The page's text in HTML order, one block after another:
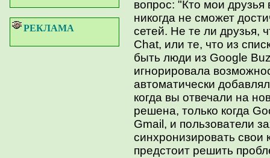
РЕКЛАМА
вопрос: "Кто мои
никогда не сможет
сетей. Не те ли друзья,
Chat, или те, что из
быть люди из Google
игнорировала
автоматически
когда вы отвечали на
решена, только когда
Gmail, и пользователи
синхронизировать свои
предстоит решить